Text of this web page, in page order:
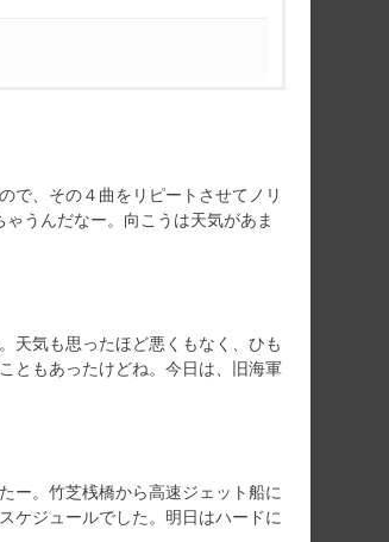
で、その４曲をリピートさせてノリ
うんだなー。向こうは天気があま
天気も思ったほど悪くもなく、ひも
ともあったけどね。今日は、旧海軍
ー。竹芝桟橋から高速ジェット船に
ケジュールでした。明日はハードに